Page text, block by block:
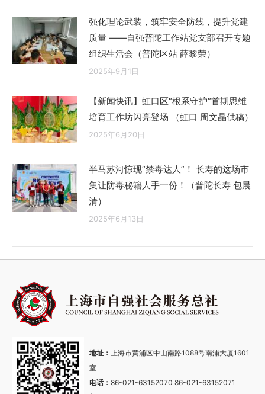
强化理论武装，筑牢安全防线，提升党建
质量 ——自强普陀工作站党支部召开专题
组织生活会（普陀区站 薛黎荣）
2025年9月1日
【新闻快讯】虹口区“根系守护”首期思维
培育工作坊闪亮登场 （虹口 周文晶供稿）
2025年6月20日
半马苏河惊现“禁毒达人”！ 长寿的这场市
集让防毒秘籍人手一份！（普陀长寿 包晨
清）
2025年6月13日
地址： 上海市黄浦区中山南路1088号南浦大厦1601
室
电话： 86-021-63152070 86-021-63152071